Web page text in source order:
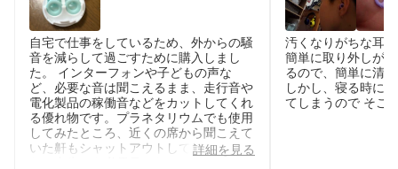
自宅で仕事をしているため、外からの騒
音を減らして過ごすために購入しまし
た。 インターフォンや子どもの声な
ど、必要な音は聞こえるまま、走行音や
電化製品の稼働音などをカットしてくれ
る優れ物です。プラネタリウムでも使用
してみたところ、近くの席から聞こえて
いた鼾もシャットアウトしてくれまし
詳細を見る
汚くなりがちな耳
簡単に取り外しが
るので、簡単に清
しかし、寝る時に
てしまうので そこ